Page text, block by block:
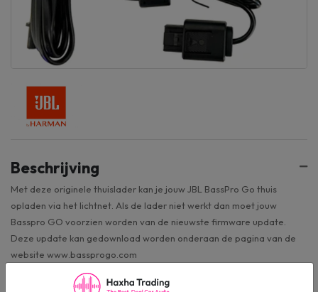
Beschrijving
Met deze originele thuislader kan je jouw JBL BassPro Go thuis
opladen via het lichtnet. Als de lader niet werkt dan moet jouw
Basspro GO voorzien worden van de nieuwste firmware update.
Deze update kan gedownload worden onderaan de pagina van de
website www.bassprogo.com